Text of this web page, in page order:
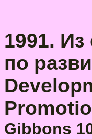
1991.
по
Gibbons